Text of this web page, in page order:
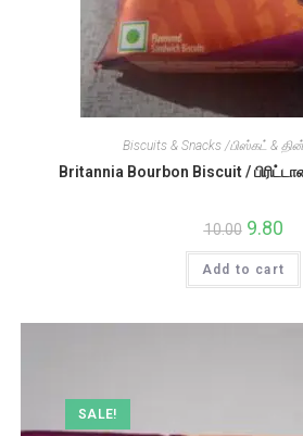
Biscuits & Snacks /பிஸ்கட் &
Britannia Bourbon Biscuit /
10.00 Original
price
was:
₹10.00.
9.80
is:
Add to cart
SALE!